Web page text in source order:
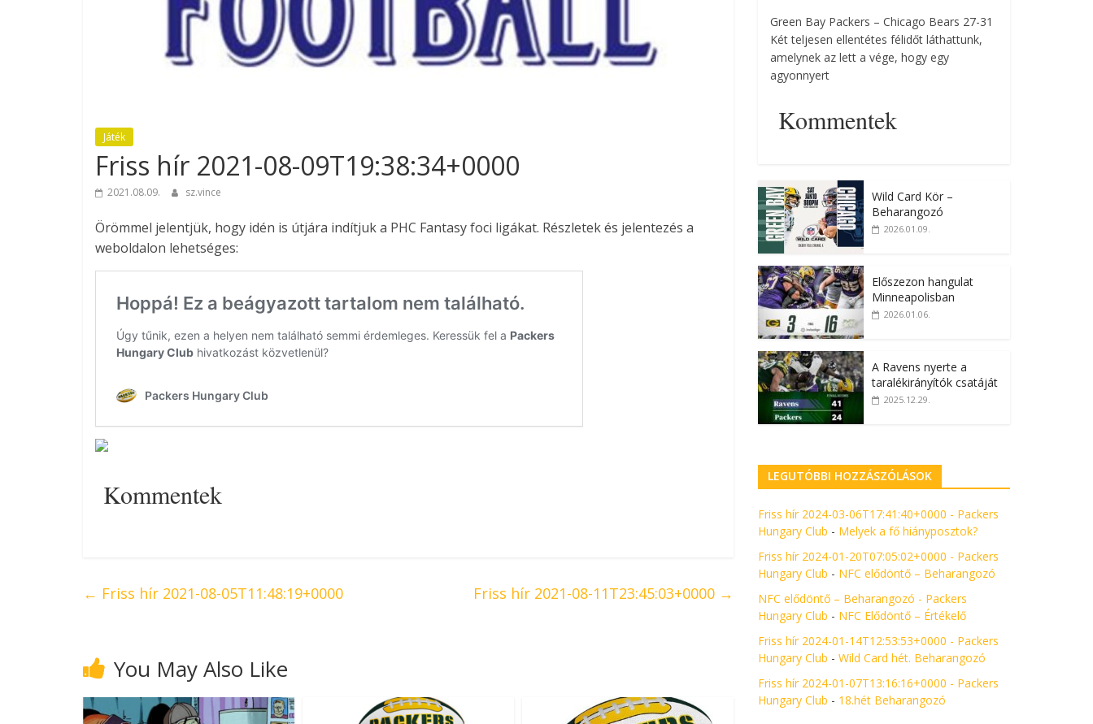
Játék
Friss hír 2021-08-09T19:38:34+0000
2021.08.09. sz.vince
Örömmel jelentjük, hogy idén is útjára indítjuk a PHC Fantasy foci ligákat. Részletek és jelentezés a
weboldalon lehetséges:
Kommentek
← Friss hír 2021-08-05T11:48:19+0000 Friss hír 2021-08-11T23:45:03+0000 →
You May Also Like
Green Bay Packers – Chicago Bears 27-31
Két teljesen ellentétes félidőt láthattunk,
amelynek az lett a vége, hogy egy
agyonnyert
Kommentek
Wild Card Kör –
Beharangozó
2026.01.09.
Előszezon hangulat
Minneapolisban
2026.01.06.
A Ravens nyerte a
taralékirányítók csatáját
2025.12.29.
LEGUTÓBBI HOZZÁSZÓLÁSOK
Friss hír 2024-03-06T17:41:40+0000 - Packers
Hungary Club - Melyek a fő hiányposztok?
Friss hír 2024-01-20T07:05:02+0000 - Packers
Hungary Club - NFC elődöntő – Beharangozó
NFC elődöntő – Beharangozó - Packers
Hungary Club - NFC Elődöntő – Értékelő
Friss hír 2024-01-14T12:53:53+0000 - Packers
Hungary Club - Wild Card hét. Beharangozó
Friss hír 2024-01-07T13:16:16+0000 - Packers
Hungary Club - 18.hét Beharangozó